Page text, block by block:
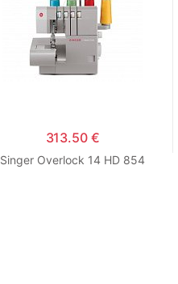
313.50 €
Singer Overlock 14 HD 854